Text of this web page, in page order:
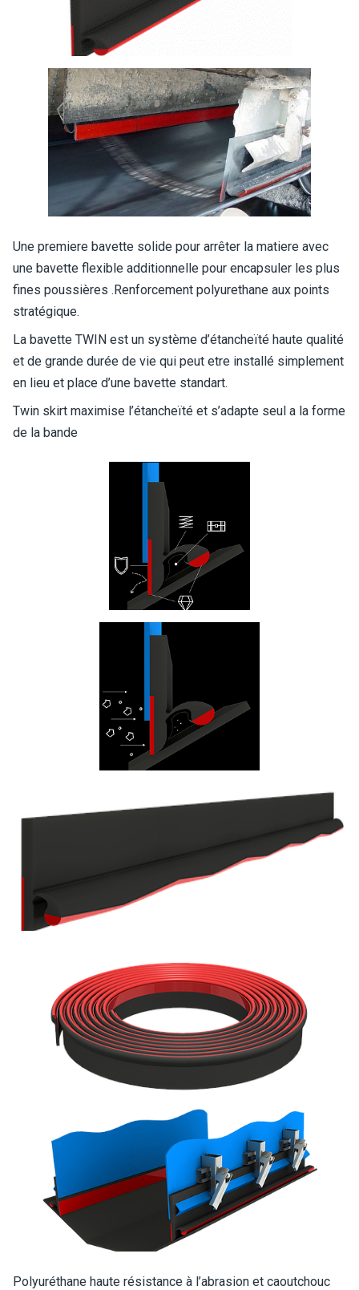
Une premiere bavette solide pour arrêter la matiere avec
une bavette flexible additionnelle pour encapsuler les plus
fines poussières .Renforcement polyurethane aux points
stratégique.
La bavette TWIN est un système d’étancheïté haute qualité
et de grande durée de vie qui peut etre installé simplement
en lieu et place d’une bavette standart.
Twin skirt maximise l’étancheïté et s’adapte seul a la forme
de la bande
Polyuréthane haute résistance à l’abrasion et caoutchouc